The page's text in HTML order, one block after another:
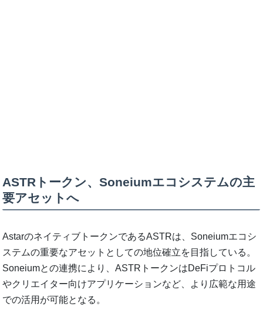
ASTRトークン、Soneiumエコシステムの主
要アセットへ
AstarのネイティブトークンであるASTRは、Soneiumエコシ
ステムの重要なアセットとしての地位確立を目指している。
Soneiumとの連携により、ASTRトークンはDeFiプロトコル
やクリエイター向けアプリケーションなど、より広範な用途
での活用が可能となる。